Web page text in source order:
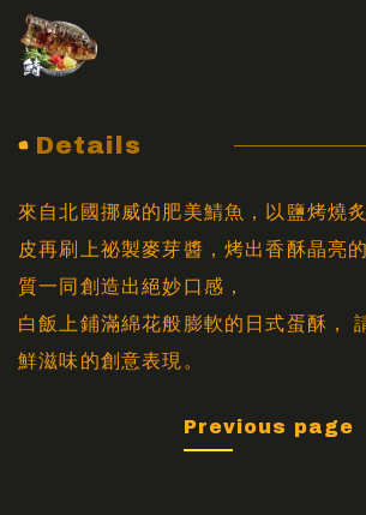
Details
來自北國挪威的肥美鯖魚，以鹽烤燒
皮再刷上祕製麥芽醬，烤出香酥晶亮
質一同創造出絕妙口感，
白飯上鋪滿綿花般膨軟的日式蛋酥，
鮮滋味的創意表現。
Previous page